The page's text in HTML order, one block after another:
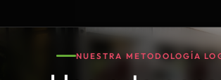
NUESTRA METODOLOGÍA